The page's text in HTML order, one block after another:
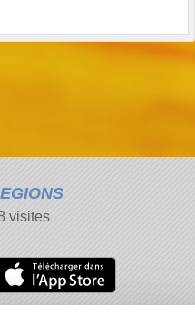
visites